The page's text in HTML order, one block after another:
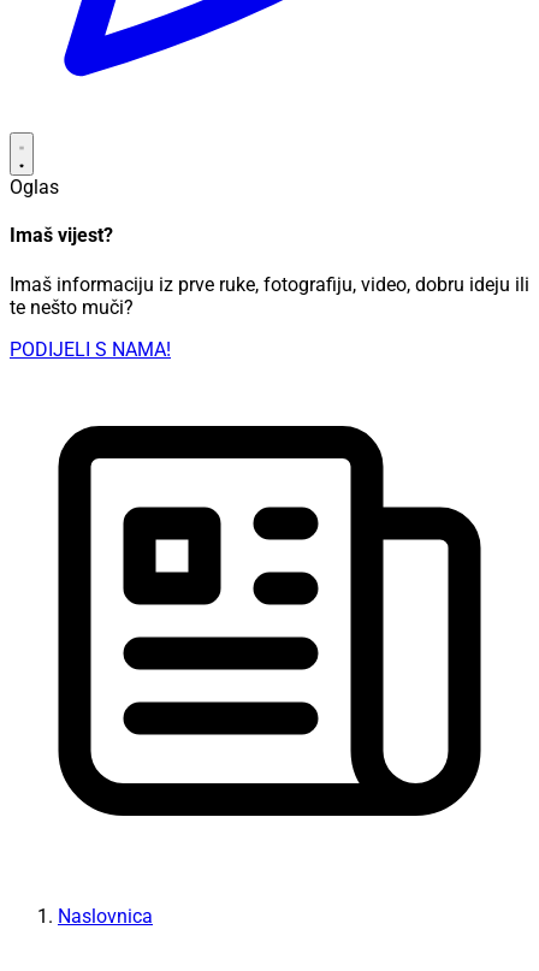
Oglas
Imaš vijest?
Imaš informaciju iz prve ruke, fotografiju, video, dobru ideju ili
te nešto muči?
PODIJELI S NAMA!
Naslovnica